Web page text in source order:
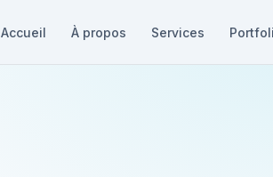
Accueil À propos Services